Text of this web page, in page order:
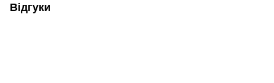
Відгуки